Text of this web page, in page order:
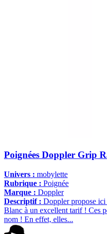
Poignées Doppler Grip
Univers : mobylette
Rubrique : Poignée
Marque : Doppler
Descriptif : Doppler propose
Blanc à un excellent tarif ! Ces
nom ! En effet, elles...